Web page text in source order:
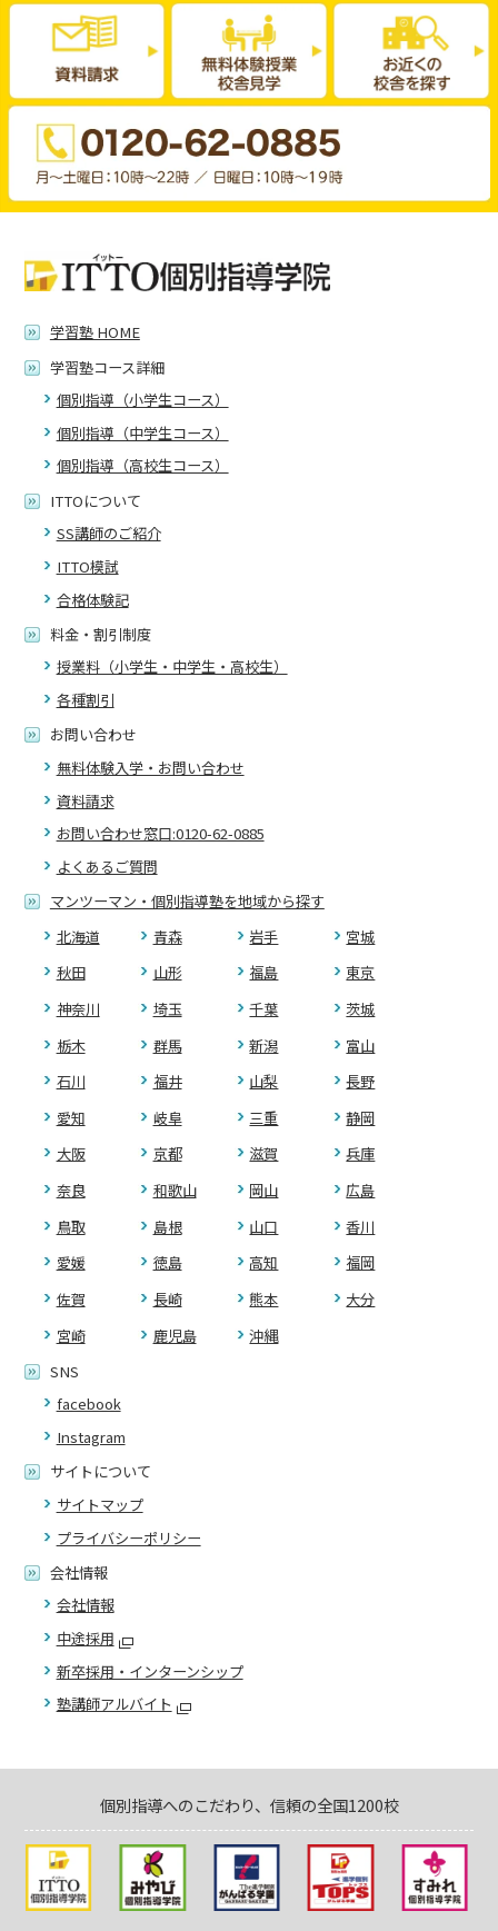
学習塾 HOME
学習塾コース詳細
個別指導（小学生コース）
個別指導（中学生コース）
個別指導（高校生コース）
ITTOについて
SS講師のご紹介
ITTO模試
合格体験記
料金・割引制度
授業料（小学生・中学生・高校生）
各種割引
お問い合わせ
無料体験入学・お問い合わせ
資料請求
お問い合わせ窓口:0120-62-0885
よくあるご質問
マンツーマン・個別指導塾を地域から探す
北海道
青森 岩手
宮城
秋田
山形 福島
東京
神奈川
埼玉 千葉
茨城
栃木
群馬 新潟
富山
石川
福井 山梨
長野
愛知
岐阜 三重
静岡
大阪
京都 滋賀
兵庫
奈良
和歌山 岡山
広島
鳥取
島根 山口
香川
愛媛
徳島 高知
福岡
佐賀
長崎 熊本
大分
宮崎
鹿児島
沖縄
SNS
facebook
Instagram
サイトについて
サイトマップ
プライバシーポリシー
会社情報
会社情報
中途採用
新卒採用・インターンシップ
塾講師アルバイト
個別指導へのこだわり、信頼の全国1200校